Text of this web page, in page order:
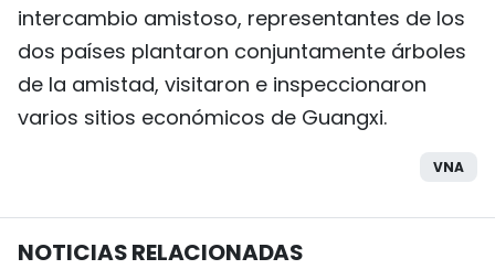
intercambio amistoso, representantes de los
dos países plantaron conjuntamente árboles
de la amistad, visitaron e inspeccionaron
varios sitios económicos de Guangxi.
VNA
NOTICIAS RELACIONADAS